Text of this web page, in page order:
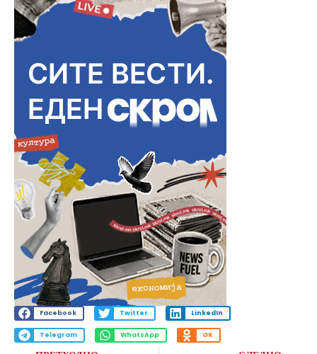
Facebook Twitter LinkedIn
Telegram WhatsApp OK